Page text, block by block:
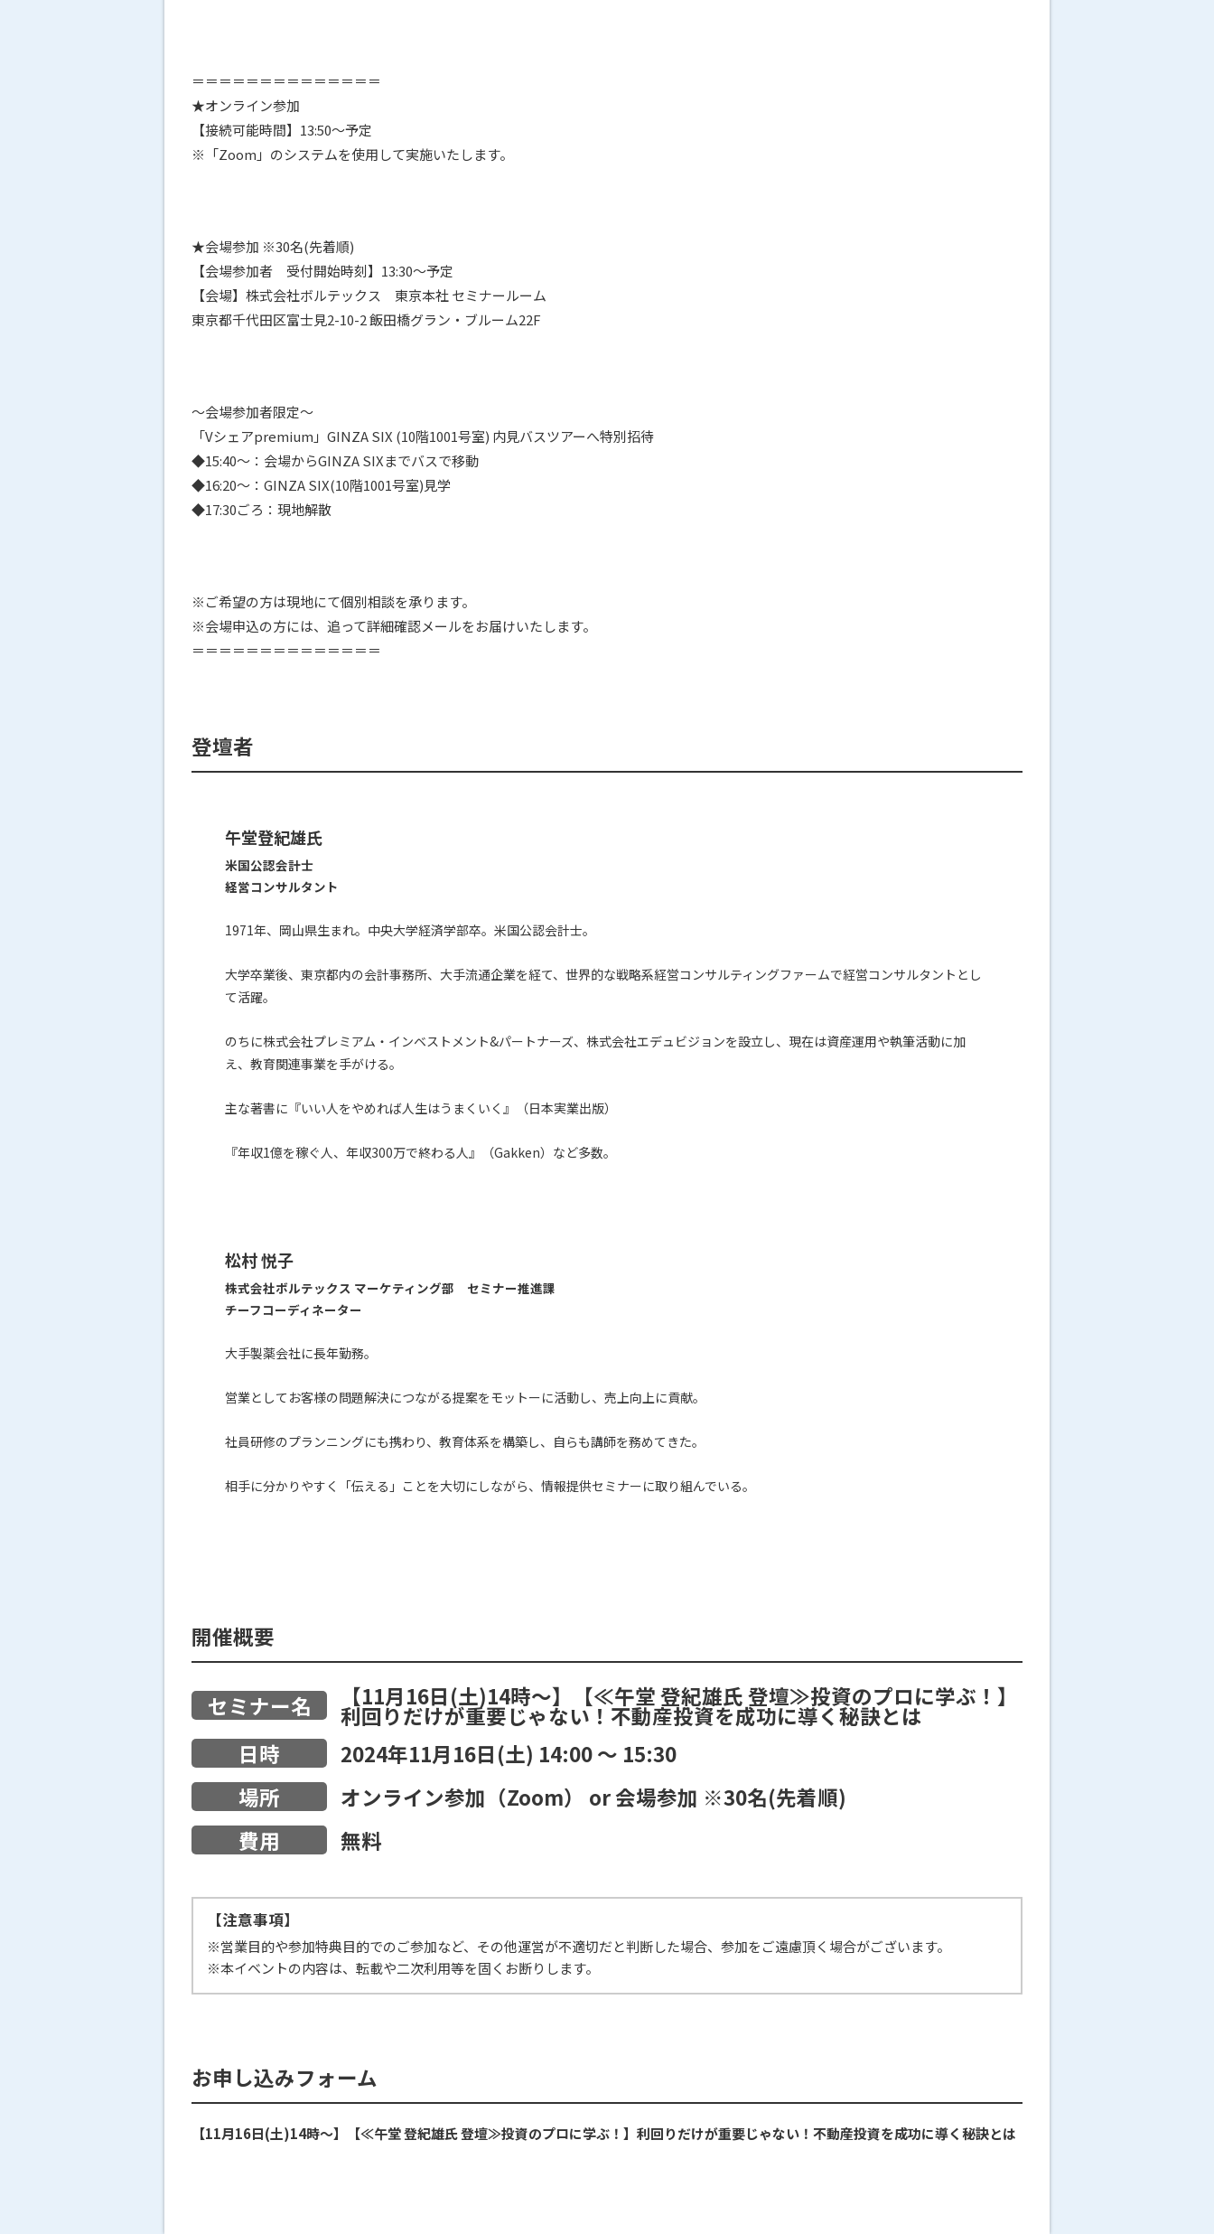
＝＝＝＝＝＝＝＝＝＝＝＝＝＝
★オンライン参加
【接続可能時間】13:50～予定
※「Zoom」のシステムを使用して実施いたします。
★会場参加 ※30名(先着順)
【会場参加者 受付開始時刻】13:30～予定
【会場】株式会社ボルテックス 東京本社 セミナールーム
東京都千代田区富士見2-10-2 飯田橋グラン・ブルーム22F
～会場参加者限定～
「Vシェアpremium」GINZA SIX (10階1001号室) 内見バスツアーへ特別招待
◆15:40～：会場からGINZA SIXまでバスで移動
◆16:20～：GINZA SIX(10階1001号室)見学
◆17:30ごろ：現地解散
※ご希望の方は現地にて個別相談を承ります。
※会場申込の方には、追って詳細確認メールをお届けいたします。
＝＝＝＝＝＝＝＝＝＝＝＝＝＝
登壇者
午堂登紀雄氏
米国公認会計士
経営コンサルタント
1971年、岡山県生まれ。中央大学経済学部卒。米国公認会計士。
大学卒業後、東京都内の会計事務所、大手流通企業を経て、世界的な戦略系経営コンサルティングファームで経営コンサルタントとし
て活躍。
のちに株式会社プレミアム・インベストメント&パートナーズ、株式会社エデュビジョンを設立し、現在は資産運用や執筆活動に加
え、教育関連事業を手がける。
主な著書に『いい人をやめれば人生はうまくいく』（日本実業出版）
『年収1億を稼ぐ人、年収300万で終わる人』（Gakken）など多数。
松村 悦子
株式会社ボルテックス マーケティング部 セミナー推進課
チーフコーディネーター
大手製薬会社に長年勤務。
営業としてお客様の問題解決につながる提案をモットーに活動し、売上向上に貢献。
社員研修のプランニングにも携わり、教育体系を構築し、自らも講師を務めてきた。
相手に分かりやすく「伝える」ことを大切にしながら、情報提供セミナーに取り組んでいる。
開催概要
セミナー名 【11月16日(土)14時～】【≪午堂 登紀雄氏 登壇≫投資のプロに学ぶ！】
利回りだけが重要じゃない！不動産投資を成功に導く秘訣とは
日時
2024年11月16日(土) 14:00〜 15:30
場所
オンライン参加（Zoom） or 会場参加 ※30名(先着順)
費用
無料
【注意事項】
※営業目的や参加特典目的でのご参加など、その他運営が不適切だと判断した場合、参加をご遠慮頂く場合がございます。
※本イベントの内容は、転載や二次利用等を固くお断りします。
お申し込みフォーム
【11月16日(土)14時～】【≪午堂 登紀雄氏 登壇≫投資のプロに学ぶ！】利回りだけが重要じゃない！不動産投資を成功に導く秘訣とは